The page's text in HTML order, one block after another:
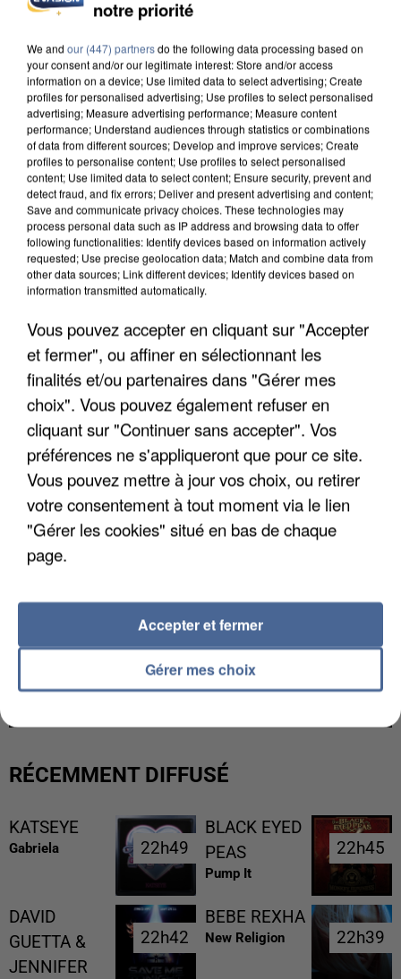
INTERPELLÉ EN ALGÉRIE
UNE TOURISTE DE L’OISE EMPORTÉE PAR UNE
COULÉE DE BOUE EN HAUTE-SAVOIE
RÉCEMMENT DIFFUSÉ
KATSEYE
Gabriela 22h49
22h49
BLACK EYED
PEAS
Pump It
22h45
22h45
DAVID
GUETTA &
JENNIFER
22h42
22h42
BEBE REXHA
New Religion 22h39
22h39
notre priorité
We and our (447) partnersdo the following data processing based on
your consent and/or our legitimate interest: Store and/or access
information on a device; Use limited data to select advertising; Create
profiles for personalised advertising; Use profiles to select personalised
advertising; Measure advertising performance; Measure content
performance; Understand audiences through statistics or combinations
of data from different sources; Develop and improve services; Create
profiles to personalise content; Use profiles to select personalised
content; Use limited data to select content; Ensure security, prevent and
detect fraud, and fix errors; Deliver and present advertising and content;
Save and communicate privacy choices. These technologies may
process personal data such as IP address and browsing data to offer
following functionalities: Identify devices based on information actively
requested; Use precise geolocation data; Match and combine data from
other data sources; Link different devices; Identify devices based on
information transmitted automatically.
Vous pouvez accepter en cliquant sur "Accepter
et fermer", ou affiner en sélectionnant les
finalités et/ou partenaires dans "Gérer mes
choix". Vous pouvez également refuser en
cliquant sur "Continuer sans accepter". Vos
préférences ne s'appliqueront que pour ce site.
Vous pouvez mettre à jour vos choix, ou retirer
votre consentement à tout moment via le lien
"Gérer les cookies" situé en bas de chaque
page.
Gérer mes choix
Accepter et fermer